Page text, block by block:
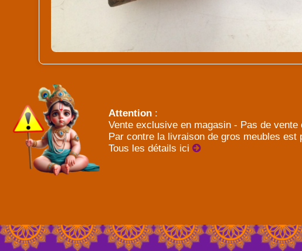
Attention :
Vente exclusive en magasin - Pas de vente
Par contre la livraison de gros meubles est
Tous les détails ici